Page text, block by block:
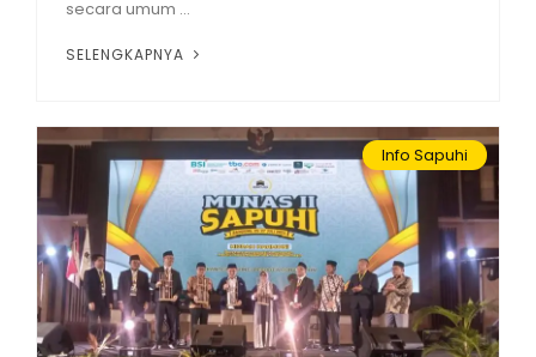
secara umum ...
SELENGKAPNYA
Info Sapuhi